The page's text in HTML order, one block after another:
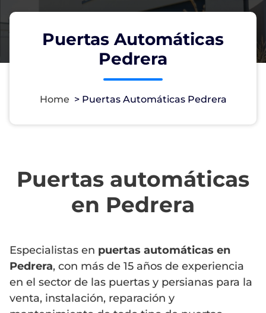
Puertas Automáticas
Pedrera
Home > Puertas Automáticas Pedrera
Puertas automáticas
en Pedrera
Especialistas en puertas automáticas en
Pedrera, con más de 15 años de experiencia
en el sector de las puertas y persianas para la
venta, instalación, reparación y